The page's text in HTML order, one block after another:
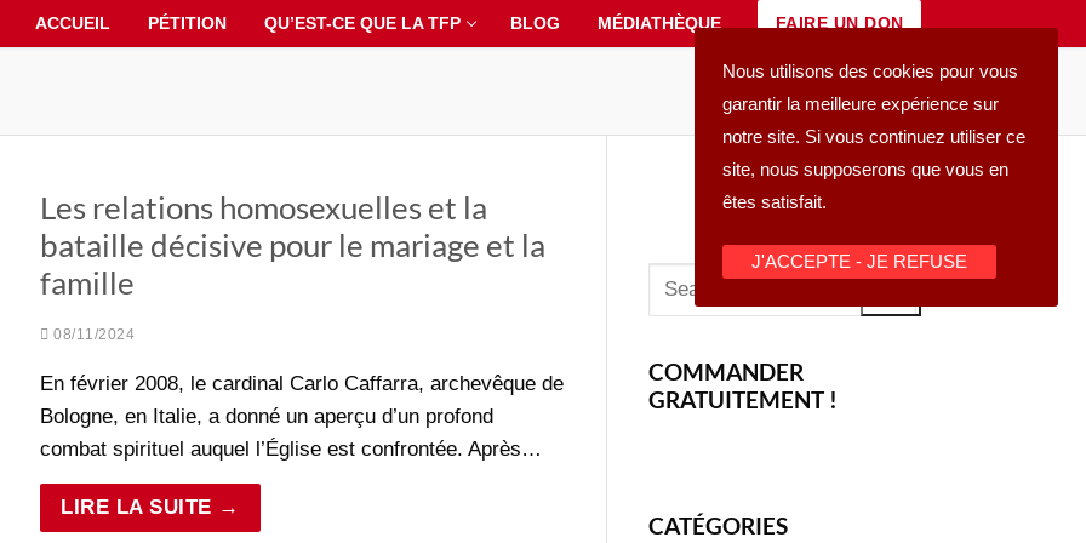
ACCUEIL PÉTITION QU’EST-CE QUE LA TFP BLOG MÉDIATHÈQUE FAIRE UN DON
Les relations homosexuelles et la
bataille décisive pour le mariage et la
famille
08/11/2024
En février 2008, le cardinal Carlo Caffarra, archevêque de
Bologne, en Italie, a donné un aperçu d’un profond
combat spirituel auquel l’Église est confrontée. Après…
LIRE LA SUITE →
Rechercher
:
COMMANDER
GRATUITEMENT !
CATÉGORIES
Nous utilisons des cookies pour vous
garantir la meilleure expérience sur
notre site. Si vous continuez utiliser ce
site, nous supposerons que vous en
êtes satisfait.
J'ACCEPTE - JE REFUSE